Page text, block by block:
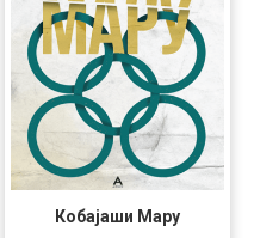
Кобајаши Мару